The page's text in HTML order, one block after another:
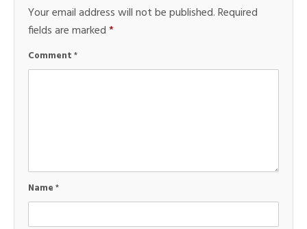
Your email address will not be published.Required
fields are marked*
Comment*
Name*